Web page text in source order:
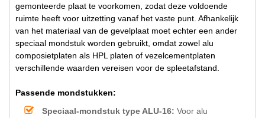
gemonteerde plaat te voorkomen, zodat deze voldoende
ruimte heeft voor uitzetting vanaf het vaste punt. Afhankelijk
van het materiaal van de gevelplaat moet echter een ander
speciaal mondstuk worden gebruikt, omdat zowel alu
composietplaten als HPL platen of vezelcementplaten
verschillende waarden vereisen voor de spleetafstand.
Passende mondstukken:
Speciaal-mondstuk type ALU-16: Voor alu